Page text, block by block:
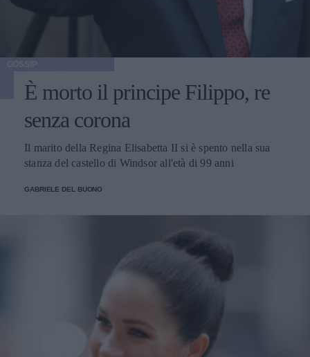
È morto il principe Filippo, re
senza corona
Il marito della Regina Elisabetta II si è spento nella sua
stanza del castello di Windsor all'età di 99 anni
GABRIELE DEL BUONO